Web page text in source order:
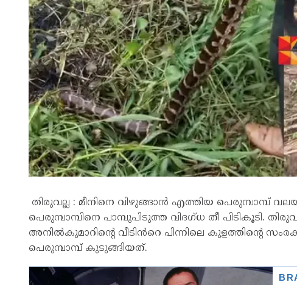
തിരുവല്ല : മീനിനെ വിഴുങ്ങാൻ എത്തിയ പെരുമ്പാമ്പ്
പെരുമ്പാമ്പിനെ പാമ്പുപിടുത്ത വിദഗ്ധ തീ പിടികൂടി.
അനിൽകുമാറിന്റെ വീടിൻറെ പിന്നിലെ കുളത്തിന്റെ
പെരുമ്പാമ്പ് കുടുങ്ങിയത്.